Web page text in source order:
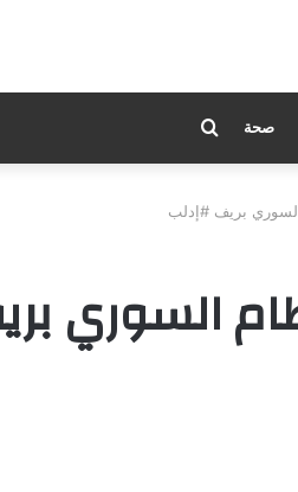
صحة
بريف #إدلب
السوري